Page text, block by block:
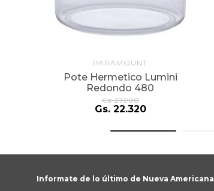
PARAMOUNT
Pote Hermetico Lumini
Redondo 480
Gs. 27.900
Gs. 22.320
Informate de lo último de Nueva Americana